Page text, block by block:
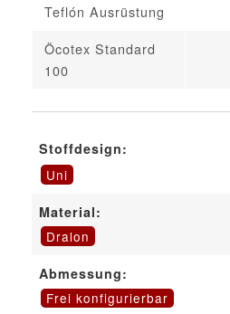
Teflón Ausrüstung
Öcotex Standard
100
Stoffdesign:
Uni
Material:
Dralon
Abmessung:
Frei konfigurierbar